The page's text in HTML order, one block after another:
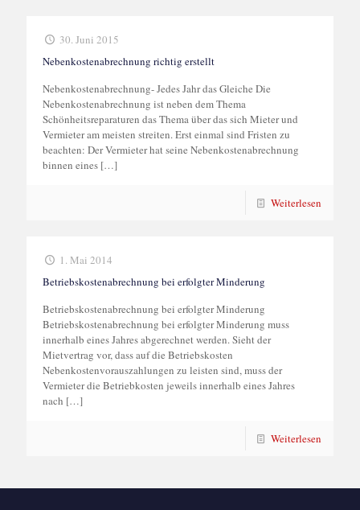
30. Juni 2015
Nebenkostenabrechnung richtig erstellt
Nebenkostenabrechnung- Jedes Jahr das Gleiche Die
Nebenkostenabrechnung ist neben dem Thema
Schönheitsreparaturen das Thema über das sich Mieter und
Vermieter am meisten streiten. Erst einmal sind Fristen zu
beachten: Der Vermieter hat seine Nebenkostenabrechnung
binnen eines […]
Weiterlesen
1. Mai 2014
Betriebskostenabrechnung bei erfolgter Minderung
Betriebskostenabrechnung bei erfolgter Minderung
Betriebskostenabrechnung bei erfolgter Minderung muss
innerhalb eines Jahres abgerechnet werden. Sieht der
Mietvertrag vor, dass auf die Betriebskosten
Nebenkostenvorauszahlungen zu leisten sind, muss der
Vermieter die Betriebkosten jeweils innerhalb eines Jahres
nach […]
Weiterlesen